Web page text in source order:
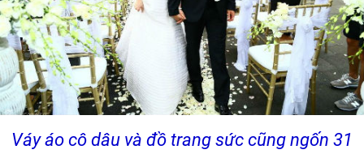
Váy áo cô dâu và đồ trang sức cũng ngốn 31